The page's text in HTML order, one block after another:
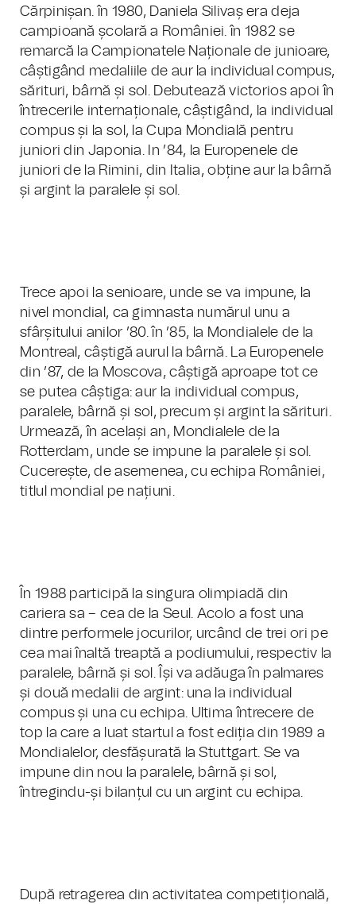
Cărpinișan. în 1980, Daniela Silivaș era deja
campioană școlară a României. în 1982 se
remarcă la Campionatele Naționale de junioare,
câștigând medaliile de aur la individual compus,
sărituri, bârnă și sol. Debutează victorios apoi în
întrecerile internaționale, câștigând, la individual
compus și la sol, la Cupa Mondială pentru
juniori din Japonia. In ’84, la Europenele de
juniori de la Rimini, din Italia, obține aur la bârnă
și argint la paralele și sol.
Trece apoi la senioare, unde se va impune, la
nivel mondial, ca gimnasta numărul unu a
sfârșitului anilor ’80. în ’85, la Mondialele de la
Montreal, câștigă aurul la bârnă. La Europenele
din ’87, de la Moscova, câștigă aproape tot ce
se putea câștiga: aur la individual compus,
paralele, bârnă și sol, precum și argint la sărituri.
Urmează, în același an, Mondialele de la
Rotterdam, unde se impune la paralele și sol.
Cucerește, de asemenea, cu echipa României,
titlul mondial pe națiuni.
În 1988 participă la singura olimpiadă din
cariera sa – cea de la Seul. Acolo a fost una
dintre performele jocurilor, urcând de trei ori pe
cea mai înaltă treaptă a podiumului, respectiv la
paralele, bârnă și sol. Își va adăuga în palmares
și două medalii de argint: una la individual
compus și una cu echipa. Ultima întrecere de
top la care a luat startul a fost ediția din 1989 a
Mondialelor, desfășurată la Stuttgart. Se va
impune din nou la paralele, bârnă și sol,
întregindu-și bilanțul cu un argint cu echipa.
După retragerea din activitatea competițională,